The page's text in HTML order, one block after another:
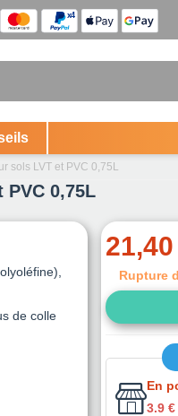
sols LVT et PVC 0,75L
0,75L
de colle
Rupture
En
3.9 €